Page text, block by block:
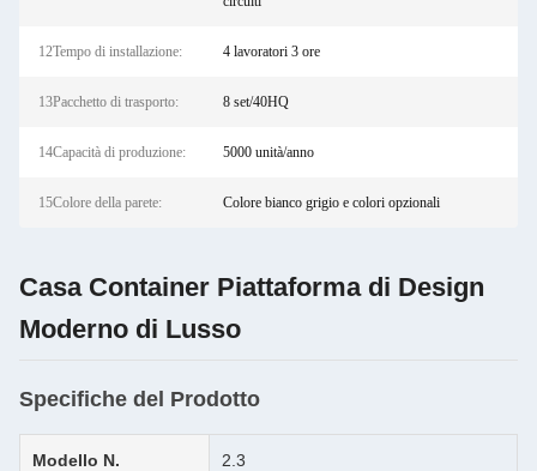
12Tempo di installazione: 4 lavoratori 3 ore
13Pacchetto di trasporto: 8 set/40HQ
14Capacità di produzione: 5000 unità/anno
15Colore della parete: Colore bianco grigio e colori opzionali
Casa Container Piattaforma di Design
Moderno di Lusso
Specifiche del Prodotto
Modello N. 2.3